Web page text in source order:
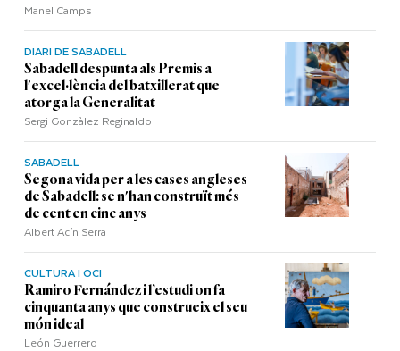
Manel Camps
DIARI DE SABADELL
Sabadell despunta als Premis a
l'excel·lència del batxillerat que
atorga la Generalitat
Sergi Gonzàlez Reginaldo
SABADELL
Segona vida per a les cases angleses
de Sabadell: se n'han construït més
de cent en cinc anys
Albert Acín Serra
CULTURA I OCI
Ramiro Fernández i l’estudi on fa
cinquanta anys que construeix el seu
món ideal
León Guerrero